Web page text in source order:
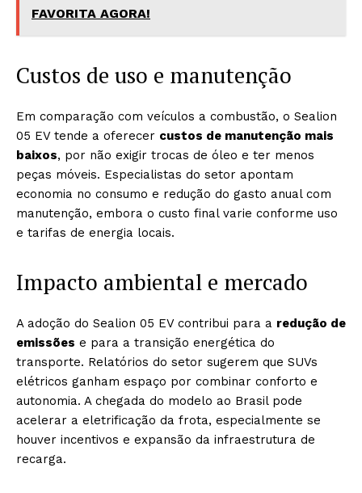
FAVORITA AGORA!
Custos de uso e manutenção
Em comparação com veículos a combustão, o Sealion
05 EV tende a oferecer custos de manutenção mais
baixos, por não exigir trocas de óleo e ter menos
peças móveis. Especialistas do setor apontam
economia no consumo e redução do gasto anual com
manutenção, embora o custo final varie conforme uso
e tarifas de energia locais.
Impacto ambiental e mercado
A adoção do Sealion 05 EV contribui para a redução de
emissões e para a transição energética do
transporte. Relatórios do setor sugerem que SUVs
elétricos ganham espaço por combinar conforto e
autonomia. A chegada do modelo ao Brasil pode
acelerar a eletrificação da frota, especialmente se
houver incentivos e expansão da infraestrutura de
recarga.